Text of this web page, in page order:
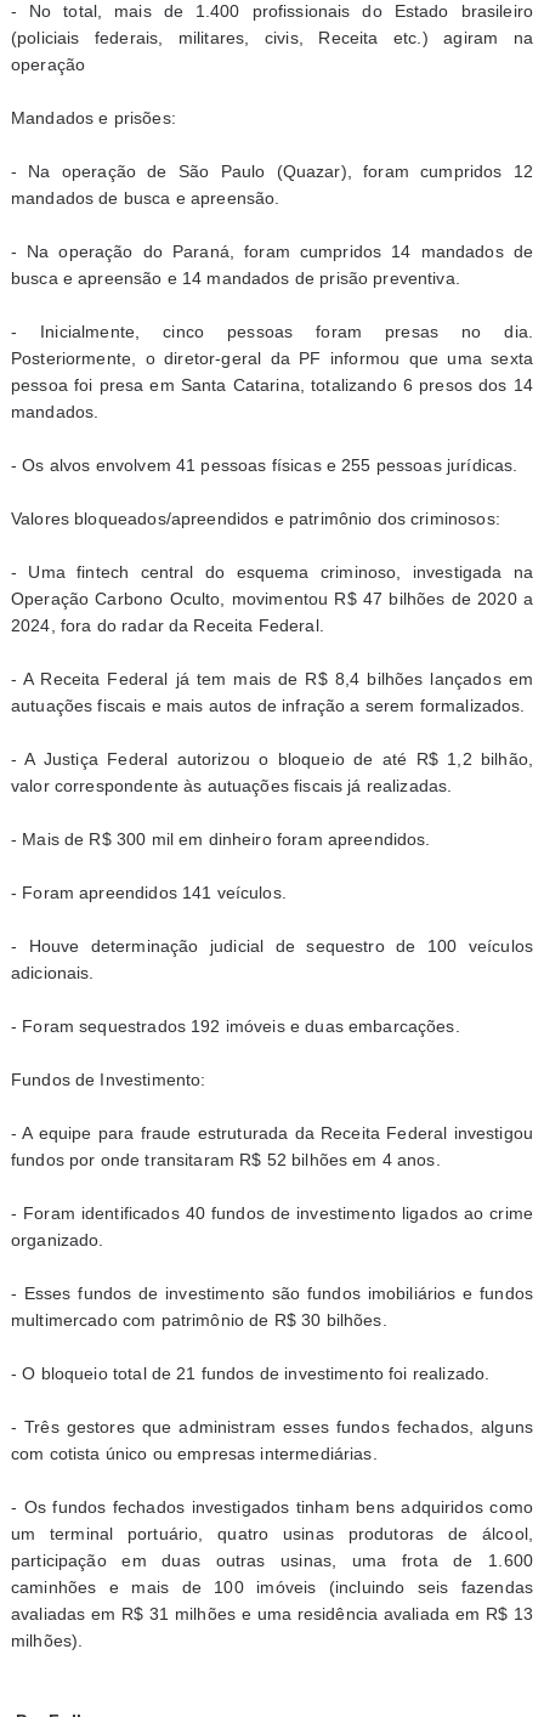
- No total, mais de 1.400 profissionais do Estado brasileiro
(policiais federais, militares, civis, Receita etc.) agiram na
operação
Mandados e prisões:
- Na operação de São Paulo (Quazar), foram cumpridos 12
mandados de busca e apreensão.
- Na operação do Paraná, foram cumpridos 14 mandados de
busca e apreensão e 14 mandados de prisão preventiva.
- Inicialmente, cinco pessoas foram presas no dia.
Posteriormente, o diretor-geral da PF informou que uma sexta
pessoa foi presa em Santa Catarina, totalizando 6 presos dos 14
mandados.
- Os alvos envolvem 41 pessoas físicas e 255 pessoas jurídicas.
Valores bloqueados/apreendidos e patrimônio dos criminosos:
- Uma fintech central do esquema criminoso, investigada na
Operação Carbono Oculto, movimentou R$ 47 bilhões de 2020 a
2024, fora do radar da Receita Federal.
- A Receita Federal já tem mais de R$ 8,4 bilhões lançados em
autuações fiscais e mais autos de infração a serem formalizados.
- A Justiça Federal autorizou o bloqueio de até R$ 1,2 bilhão,
valor correspondente às autuações fiscais já realizadas.
- Mais de R$ 300 mil em dinheiro foram apreendidos.
- Foram apreendidos 141 veículos.
- Houve determinação judicial de sequestro de 100 veículos
adicionais.
- Foram sequestrados 192 imóveis e duas embarcações.
Fundos de Investimento:
- A equipe para fraude estruturada da Receita Federal investigou
fundos por onde transitaram R$ 52 bilhões em 4 anos.
- Foram identificados 40 fundos de investimento ligados ao crime
organizado.
- Esses fundos de investimento são fundos imobiliários e fundos
multimercado com patrimônio de R$ 30 bilhões.
- O bloqueio total de 21 fundos de investimento foi realizado.
- Três gestores que administram esses fundos fechados, alguns
com cotista único ou empresas intermediárias.
- Os fundos fechados investigados tinham bens adquiridos como
um terminal portuário, quatro usinas produtoras de álcool,
participação em duas outras usinas, uma frota de 1.600
caminhões e mais de 100 imóveis (incluindo seis fazendas
avaliadas em R$ 31 milhões e uma residência avaliada em R$ 13
milhões).